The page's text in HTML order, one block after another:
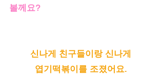
볼께요?
신나게 친구들이랑 신나게
엽기떡볶이를 조졌어요.